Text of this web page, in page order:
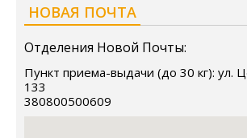
НОВАЯ ПОЧТА
Отделения Новой Почты:
Пункт приема-выдачи (до 30 кг): ул.
133
380800500609